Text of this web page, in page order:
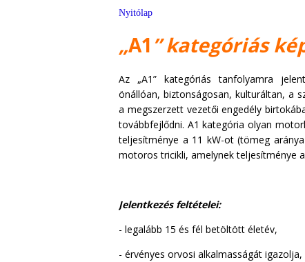
Nyitólap
„A1” kategóriás
Az „A1” kategóriás tanfolyamra
önállóan, biztonságosan, kulturáltan, a
a megszerzett vezetői engedély
továbbfejlődni. A1 kategória olyan
teljesítménye a 11 kW-ot (tömeg
motoros tricikli, amelynek teljesítménye
Jelentkezés feltételei:
- legalább 15 és fél betöltött életév,
- érvényes orvosi alkalmasságát igazolja,